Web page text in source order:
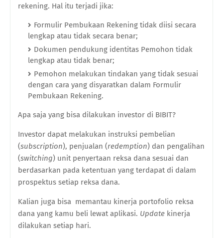
rekening. Hal itu terjadi jika:
Formulir Pembukaan Rekening tidak diisi secara
lengkap atau tidak secara benar;
Dokumen pendukung identitas Pemohon tidak
lengkap atau tidak benar;
Pemohon melakukan tindakan yang tidak sesuai
dengan cara yang disyaratkan dalam Formulir
Pembukaan Rekening.
Apa saja yang bisa dilakukan investor di BIBIT?
Investor dapat melakukan instruksi pembelian
(subscription), penjualan (redemption) dan pengalihan
(switching) unit penyertaan reksa dana sesuai dan
berdasarkan pada ketentuan yang terdapat di dalam
prospektus setiap reksa dana.
Kalian juga bisa memantau kinerja portofolio reksa
dana yang kamu beli lewat aplikasi. Update kinerja
dilakukan setiap hari.